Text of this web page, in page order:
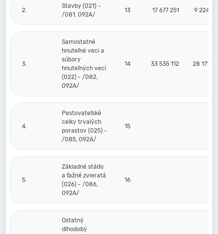
2.
Stavby (021) -
/081, 092A/
13 17 677 251 9 224
3.
Samostatné
hnuteľné veci a
súbory
hnuteľných vecí
(022) - /082,
092A/
14 33 535 112 28 171
4.
Pestovateľské
celky trvalých
porastov (025) -
/085, 092A/
15
5.
Základné stádo
a ťažné zvieratá
(026) - /086,
092A/
16
Ostatný
dlhodobý